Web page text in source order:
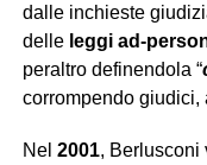
dalle inchieste
delle leggi ad-
peraltro definendola “
corrompendo giudici,
Nel 2001, Berlusconi